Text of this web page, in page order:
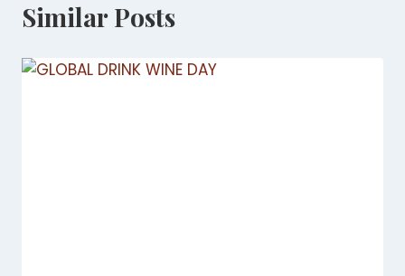
Similar Posts